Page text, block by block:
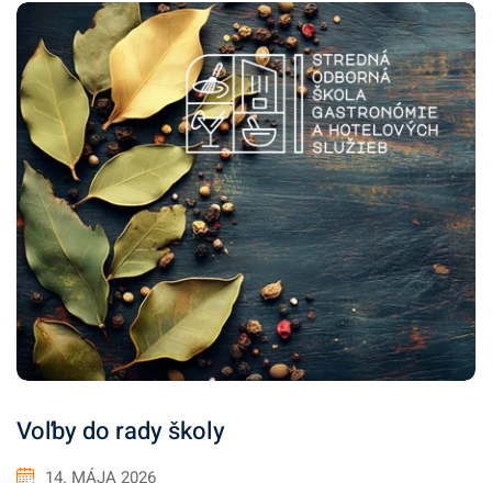
Voľby do rady školy
14. MÁJA 2026